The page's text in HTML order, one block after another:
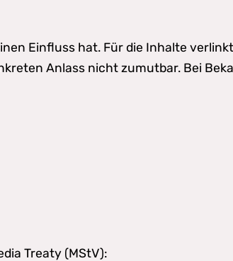
Einfluss hat. Für die Inhalte
Anlass nicht zumutbar. Bei
Treaty (MStV):